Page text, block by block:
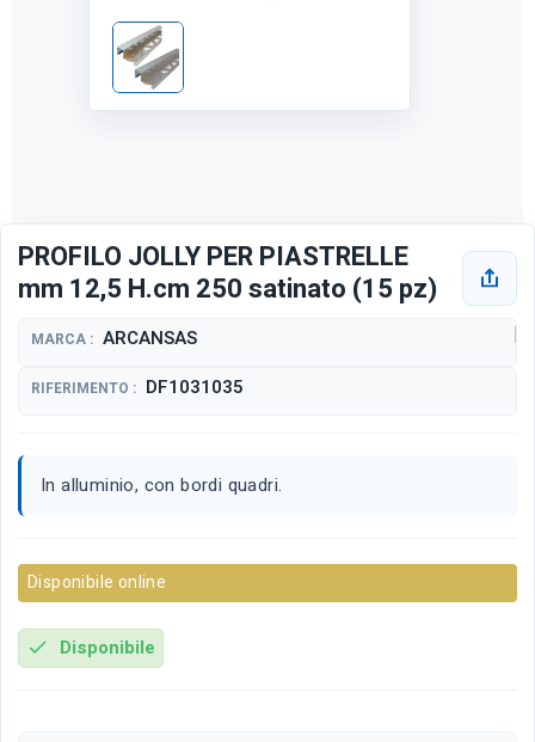
PROFILO JOLLY PER PIASTRELLE
mm 12,5 H.cm 250 satinato (15 pz)
MARCA : ARCANSAS
RIFERIMENTO : DF1031035
In alluminio, con bordi quadri.
Disponibile online
check Disponibile